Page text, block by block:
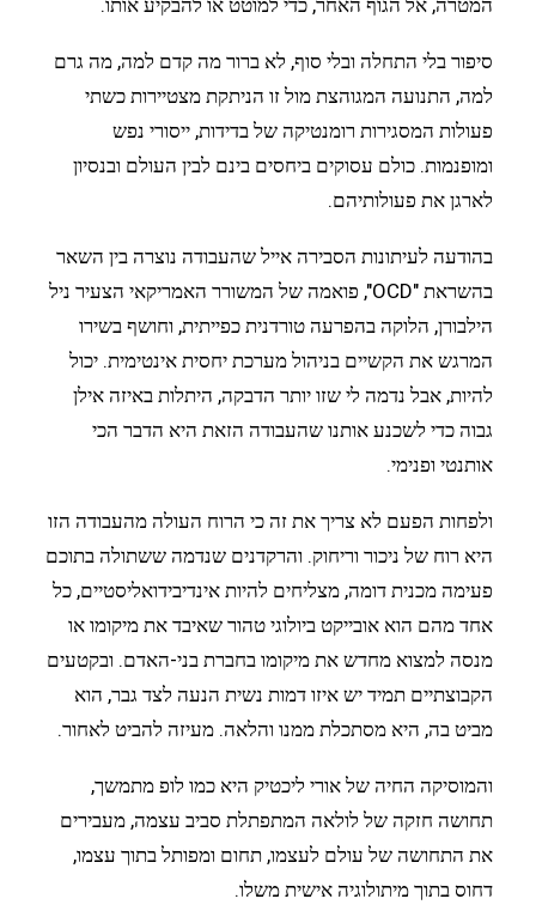
המטרה, אל הגוף האחר, כדי למוטט או להבקיע אותו.
סיפור בלי התחלה ובלי סוף, לא ברור מה קדם למה, מה גרם
למה, התנועה המגוהצת מול זו הניתקת מצטיירות כשתי
פעולות המסגירות רומנטיקה של בדידות, ייסורי נפש
ומופנמות. כולם עסוקים ביחסים בינם לבין העולם ובנסיון
לארגן את פעולותיהם.
בהודעה לעיתונות הסבירה אייל שהעבודה נוצרה בין השאר
בהשראת "OCD", פואמה של המשורר האמריקאי הצעיר ניל
הילבורן, הלוקה בהפרעה טורדנית כפייתית, וחושף בשירו
המרגש את הקשיים בניהול מערכת יחסית אינטימית. יכול
להיות, אבל נדמה לי שזו יותר הדבקה, היתלות באיזה אילן
גבוה כדי לשכנע אותנו שהעבודה הזאת היא הדבר הכי
אותנטי ופנימי.
ולפחות הפעם לא צריך את זה כי הרוח העולה מהעבודה הזו
היא רוח של ניכור וריחוק. והרקדנים שנדמה ששתולה בתוכם
פעימה מכנית דומה, מצליחים להיות אינדיבידואליסטיים, כל
אחד מהם הוא אובייקט ביולוגי טהור שאיבד את מיקומו או
מנסה למצוא מחדש את מיקומו בחברת בני-האדם. ובקטעים
הקבוצתיים תמיד יש איזו דמות נשית הנעה לצד גבר, הוא
מביט בה, היא מסתכלת ממנו והלאה. מעיזה להביט לאחור.
והמוסיקה החיה של אורי ליכטיק היא כמו לופ מתמשך,
תחושה חזקה של לולאה המתפתלת סביב עצמה, מעבירים
את התחושה של עולם לעצמו, תחום ומפותל בתוך עצמו,
דחוס בתוך מיתולוגיה אישית משלו.